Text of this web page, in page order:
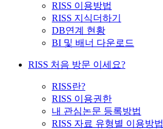
RISS 이용방법
RISS 지식더하기
DB연계 현황
BI 및 배너 다운로드
RISS 처음 방문 이세요?
RISS란?
RISS 이용권한
내 관심논문 등록방법
RISS 자료 유형별 이용방법